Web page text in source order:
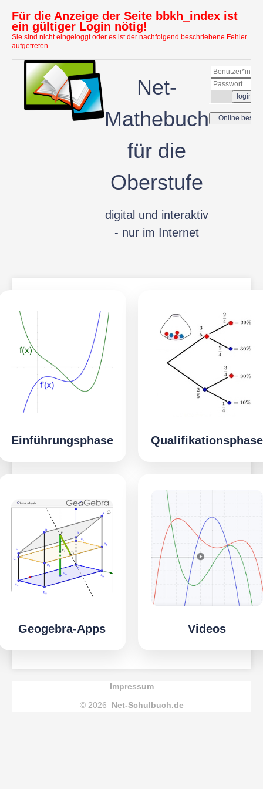
Für die Anzeige der Seite bbkh_index ist
ein gültiger Login nötig!
Sie sind nicht eingeloggt oder es ist der nachfolgend beschriebene Fehler
aufgetreten.
Net-
Mathebuch
für die
Oberstufe
digital und interaktiv
- nur im Internet
Einführungsphase Qualifikationsphase
Geogebra-Apps Videos
Impressum
© 2026
Net-Schulbuch.de